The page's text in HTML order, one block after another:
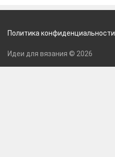
Политика конфиденциальности
Идеи для вязания © 2026